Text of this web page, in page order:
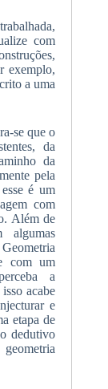
com
exemplo,
a uma
se que o
da
da
pela
é um
com
Além de
algumas
com um
a
acabe
e
etapa de
dedutivo